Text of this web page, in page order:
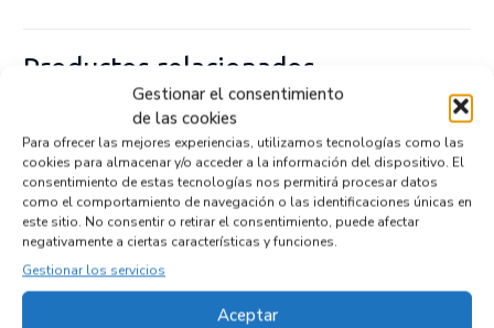
Gestionar el consentimiento
de las cookies
Para ofrecer las mejores experiencias, utilizamos tecnologías como las
cookies para almacenar y/o acceder a la información del dispositivo. El
consentimiento de estas tecnologías nos permitirá procesar datos
como el comportamiento de navegación o las identificaciones únicas en
este sitio. No consentir o retirar el consentimiento, puede afectar
negativamente a ciertas características y funciones.
Gestionar los servicios
Aceptar
Productos relacionados
SENSOR 0265019153
Recambios » OTROS... MODELOS
Referencia ID: 147069
Referencia OEM:
0265019153
32,95€ (IVA no incluído)